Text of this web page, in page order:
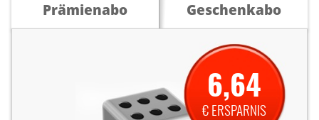
Prämienabo
Geschenkabo
6,64
€ ERSPARNIS